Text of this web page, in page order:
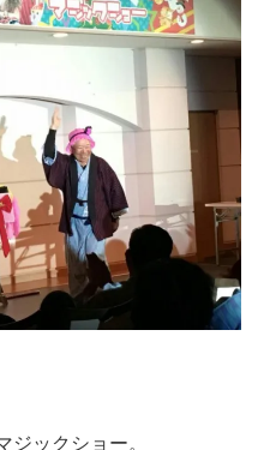
ジックショー。